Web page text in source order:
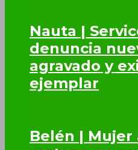
Nauta |
denuncia
agravado y
ejemplar
Belén | Mujer